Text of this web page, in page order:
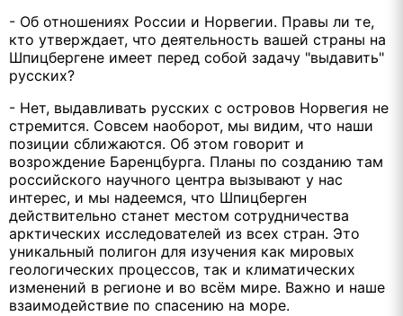
- Об отношениях России и Норвегии. Правы ли те,
кто утверждает, что деятельность вашей страны на
Шпицбергене имеет перед собой задачу "выдавить"
русских?
- Нет, выдавливать русских с островов Норвегия не
стремится. Совсем наоборот, мы видим, что наши
позиции сближаются. Об этом говорит и
возрождение Баренцбурга. Планы по созданию там
российского научного центра вызывают у нас
интерес, и мы надеемся, что Шпицберген
действительно станет местом сотрудничества
арктических исследователей из всех стран. Это
уникальный полигон для изучения как мировых
геологических процессов, так и климатических
изменений в регионе и во всём мире. Важно и наше
взаимодействие по спасению на море.